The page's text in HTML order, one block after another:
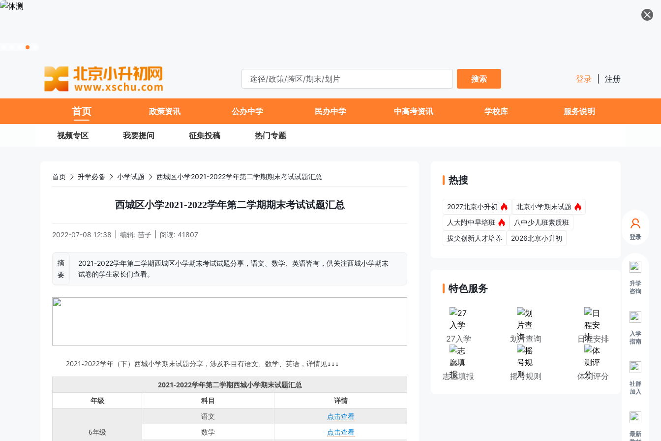
登录
升学
咨询
入学
指南
社群
加入
最新
搜索
登录 注册
首页 政策资讯 公办中学 民办中学 中高考资讯 学校库 服务说明
视频专区 我要提问 征集投稿 热门专题
首页 升学必备 小学试题 西城区小学2021-2022学年第二学期期末考试试题汇总
西城区小学2021-2022学年第二学期期末考试试题汇总
2022-07-08 12:38 编辑: 苗子 阅读: 41807
摘
要
2021-2022学年第二学期西城区小学期末考试试题分享，语文、数学、英语皆有，供关注西城小学期末
试卷的学生家长们查看。
2021-2022学年（下）西城小学期末试题分享，涉及科目有语文、数学、英语，详情见↓↓↓
2021-2022学年第二学期西城小学期末试题汇总
年级
科目 详情
6年级
语文
点击查看
数学
点击查看
热搜
2027北京小升初
北京小学期末试题
人大附中早培班
八中少儿班素质班
拔尖创新人才培养
2026北京小升初
特色服务
27入学 划片查询 日程安排
志愿填报 摇号规则 体测评分